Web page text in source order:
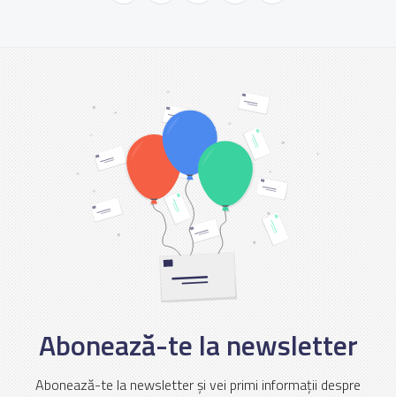
Abonează-te la newsletter
Abonează-te la newsletter și vei primi informații despre